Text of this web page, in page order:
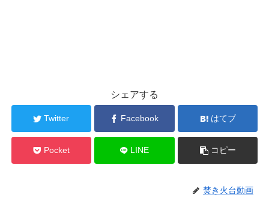
シェアする
Twitter Facebook はてブ
Pocket LINE コピー
焚き火台動画